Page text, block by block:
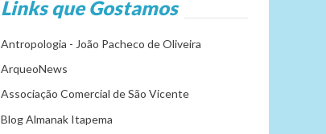
Links que Gostamos
Antropologia - João Pacheco de Oliveira
ArqueoNews
Associação Comercial de São Vicente
Blog Almanak Itapema